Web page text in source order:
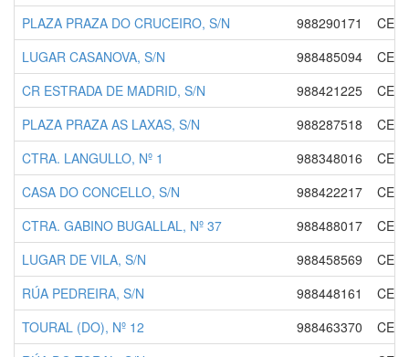
PLAZA PRAZA DO CRUCEIRO, S/N
988290171
LUGAR CASANOVA, S/N
988485094
CR ESTRADA DE MADRID, S/N
988421225
PLAZA PRAZA AS LAXAS, S/N
988287518
CTRA. LANGULLO, Nº 1
988348016
CASA DO CONCELLO, S/N
988422217
CTRA. GABINO BUGALLAL, Nº 37
988488017
LUGAR DE VILA, S/N
988458569
RÚA PEDREIRA, S/N
988448161
TOURAL (DO), Nº 12
988463370